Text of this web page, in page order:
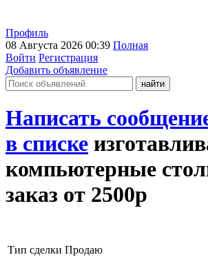
Профиль
08 Августа 2026 00:39 Полная
Войти Регистрация
Добавить объявление
Написать
в списке
компьютерные
заказ от 2500р
Тип сделки Продаю